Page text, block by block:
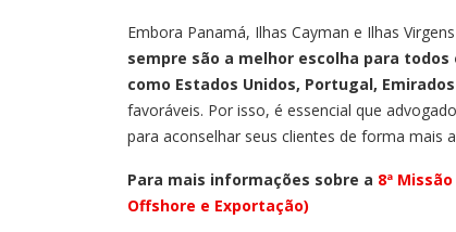
Embora Panamá, Ilhas Cayman e Ilhas
sempre são a melhor escolha para
como Estados Unidos, Portugal,
favoráveis. Por isso, é essencial que
para aconselhar seus clientes de forma mais
Para mais informações sobre a 8ª
Offshore e Exportação)